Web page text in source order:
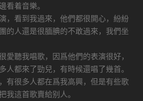
看着音樂。
，看到我過來，他們都很開心，紛紛
的人還是很腼腆的不敢過來，我們坐
愛聽我唱歌，因爲他們的表演很好，
人都來了勁兒，有時候還唱了幾首。
有很多人都在爲我高興，但是有些歌
我這首歌賣給别人。